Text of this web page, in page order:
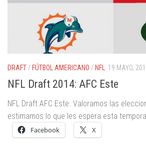
DRAFT / FÚTBOL AMERICANO / NFL 19 MAYO,
NFL Draft 2014: AFC Este
NFL Draft AFC Este. Valoramos las
estimamos lo que les espera esta
Facebook X